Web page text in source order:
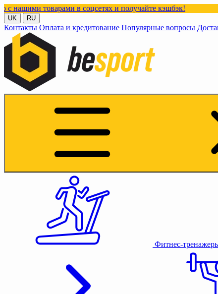
в соцсетях и получайте кэшбэк!
UK RU
Контакты Оплата и кредитование Популярные вопросы
Фитнес-